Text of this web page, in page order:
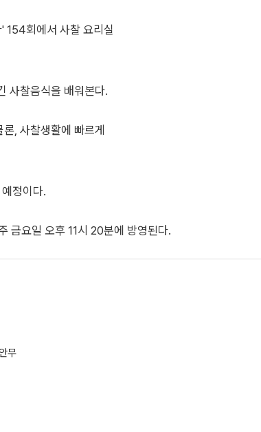
154회에서 사찰 요리실
사찰음식을 배워본다.
, 사찰생활에 빠르게
정이다.
금요일 오후 11시 20분에 방영된다.
무